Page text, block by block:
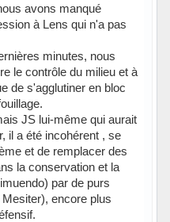
avons manqué
à Lens qui n'a pas
minutes, nous
le contrôle du milieu et à
de s'agglutiner en bloc
JS lui-même qui aurait
il a été incohérent , se
et de remplacer des
la conservation et la
par de purs
encore plus